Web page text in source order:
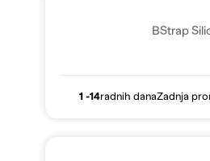
BStrap
1 -14radnih danaZadnja